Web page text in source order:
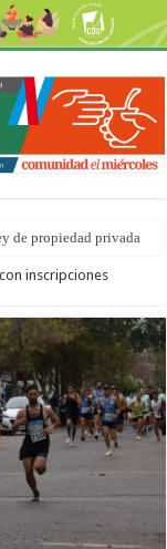
de propiedad privada
inscripciones